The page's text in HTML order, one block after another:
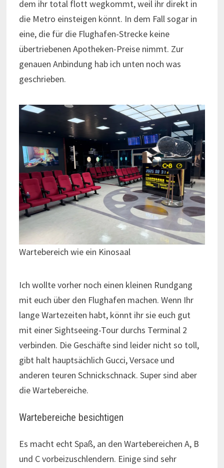
dem ihr total flott wegkommt, weil ihr direkt in
die Metro einsteigen könnt. In dem Fall sogar in
eine, die für die Flughafen-Strecke keine
übertriebenen Apotheken-Preise nimmt. Zur
genauen Anbindung hab ich unten noch was
geschrieben.
Wartebereich wie ein Kinosaal
Ich wollte vorher noch einen kleinen Rundgang
mit euch über den Flughafen machen. Wenn Ihr
lange Wartezeiten habt, könnt ihr sie euch gut
mit einer Sightseeing-Tour durchs Terminal 2
verbinden. Die Geschäfte sind leider nicht so toll,
gibt halt hauptsächlich Gucci, Versace und
anderen teuren Schnickschnack. Super sind aber
die Wartebereiche.
Wartebereiche besichtigen
Es macht echt Spaß, an den Wartebereichen A, B
und C vorbeizuschlendern. Einige sind sehr